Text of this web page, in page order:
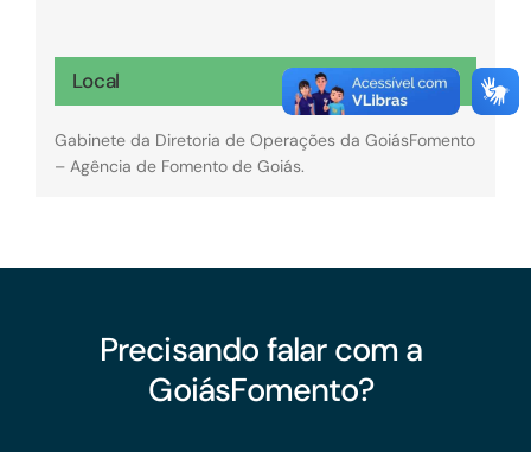
Local
Gabinete da Diretoria de Operações da GoiásFomento
– Agência de Fomento de Goiás.
Precisando falar com a
GoiásFomento?